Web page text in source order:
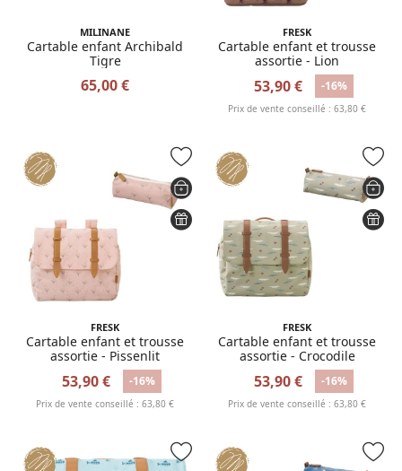
MILINANE
Cartable enfant Archibald
Tigre
65,00 €
FRESK
Cartable enfant et trousse
assortie - Lion
53,90 € -16%
Prix de vente conseillé : 63,80 €
FRESK
Cartable enfant et trousse
assortie - Pissenlit
53,90 € -16%
Prix de vente conseillé : 63,80 €
FRESK
Cartable enfant et trousse
assortie - Crocodile
53,90 € -16%
Prix de vente conseillé : 63,80 €